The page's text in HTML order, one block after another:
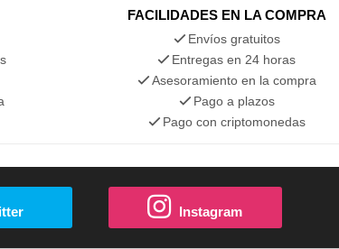
FACILIDADES EN LA COMPRA
Envíos gratuitos
Entregas en 24 horas
Asesoramiento en la compra
Pago a plazos
Pago con criptomonedas
Instagram